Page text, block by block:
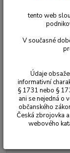
Pažba
(více
tento web
V současné
Údaje
informativní
§ 1731 nebo §
ani se nejedná o
občanského
Česká zbrojovka
webového